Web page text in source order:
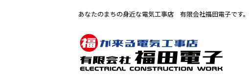
あなたのまちの身近な電気工事店 有限会社福田電子です